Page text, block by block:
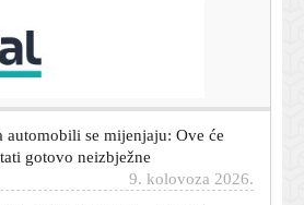
dizelu, BMW ima vijest koja će
automobili se mijenjaju: Ove će
gotovo neizbježne
9. kolovoza 2026.
10. kolovoza 2026. - što vam